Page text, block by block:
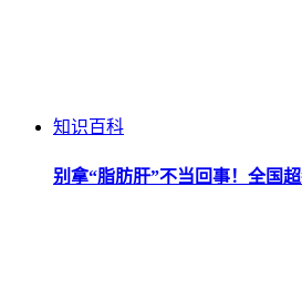
知识百科
别拿“脂肪肝”不当回事！全国